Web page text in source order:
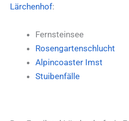
Lärchenhof:
Fernsteinsee
Rosengartenschlucht
Alpincoaster Imst
Stuibenfälle